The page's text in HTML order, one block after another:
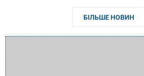
БІЛЬШЕ НОВИН